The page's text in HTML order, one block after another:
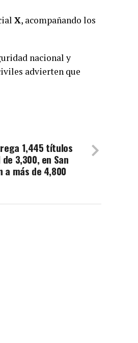
X, acompañando los
nacional y
advierten que
1,445 títulos
3,300, en San
más de 4,800